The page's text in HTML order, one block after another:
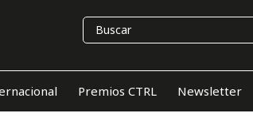
Premios CTRL Newsletter